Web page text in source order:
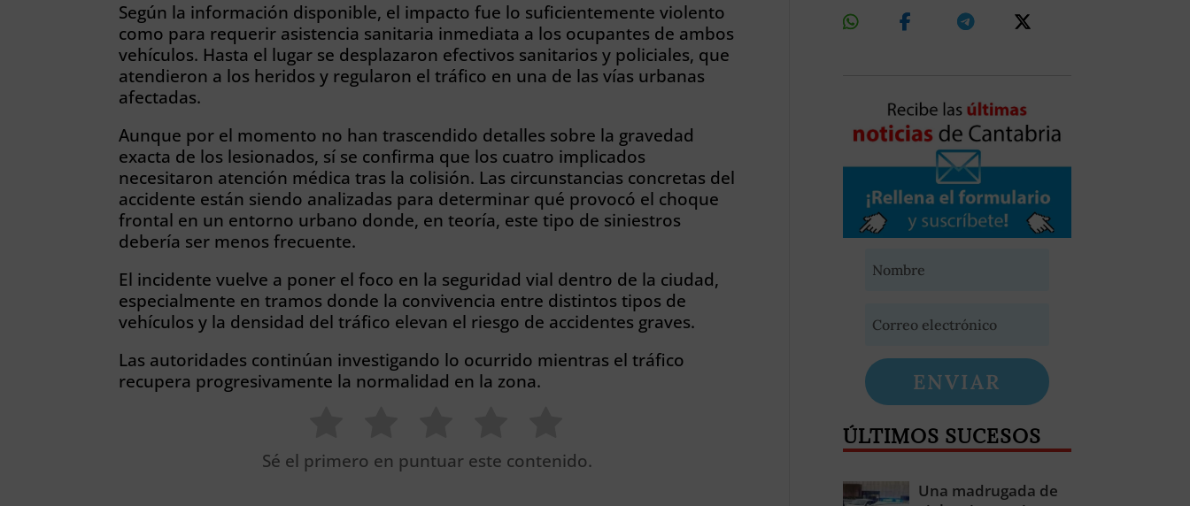
Según la información disponible, el impacto fue lo suficientemente violento
como para requerir asistencia sanitaria inmediata a los ocupantes de ambos
vehículos. Hasta el lugar se desplazaron efectivos sanitarios y policiales, que
atendieron a los heridos y regularon el tráfico en una de las vías urbanas
afectadas.
Aunque por el momento no han trascendido detalles sobre la gravedad
exacta de los lesionados, sí se confirma que los cuatro implicados
necesitaron atención médica tras la colisión. Las circunstancias concretas del
accidente están siendo analizadas para determinar qué provocó el choque
frontal en un entorno urbano donde, en teoría, este tipo de siniestros
debería ser menos frecuente.
El incidente vuelve a poner el foco en la seguridad vial dentro de la ciudad,
especialmente en tramos donde la convivencia entre distintos tipos de
vehículos y la densidad del tráfico elevan el riesgo de accidentes graves.
Las autoridades continúan investigando lo ocurrido mientras el tráfico
recupera progresivamente la normalidad en la zona.
Sé el primero en puntuar este contenido.
ENVIAR
ÚLTIMOS SUCESOS
Una madrugada de